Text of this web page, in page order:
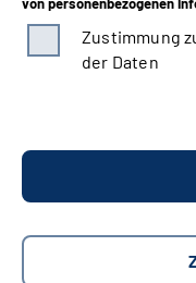
Zustimmung
der Daten